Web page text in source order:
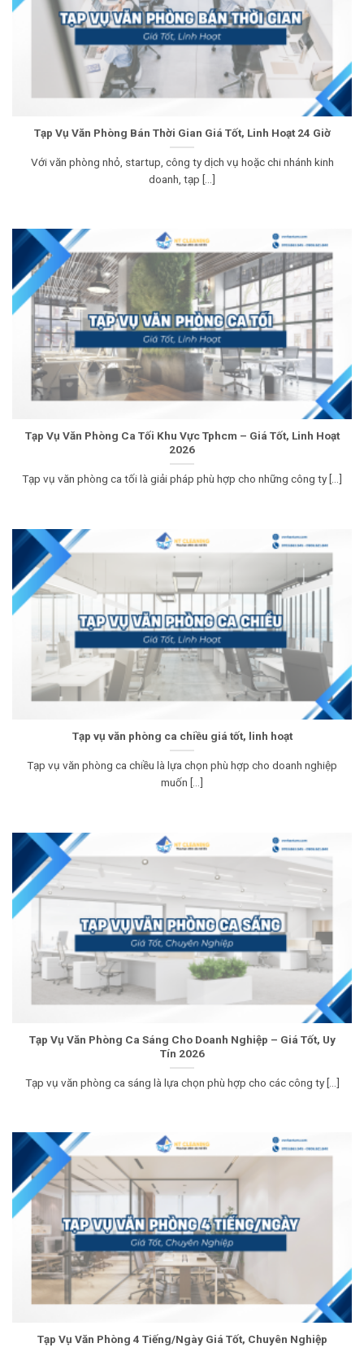
Tạp Vụ Văn Phòng Bán Thời Gian Giá Tốt, Linh Hoạt 24 Giờ
Với văn phòng nhỏ, startup, công ty dịch vụ hoặc chi nhánh kinh
doanh, tạp [...]
Tạp Vụ Văn Phòng Ca Tối Khu Vực Tphcm – Giá Tốt, Linh Hoạt
2026
Tạp vụ văn phòng ca tối là giải pháp phù hợp cho những công ty [...]
Tạp vụ văn phòng ca chiều giá tốt, linh hoạt
Tạp vụ văn phòng ca chiều là lựa chọn phù hợp cho doanh nghiệp
muốn [...]
Tạp Vụ Văn Phòng Ca Sáng Cho Doanh Nghiệp – Giá Tốt, Uy
Tín 2026
Tạp vụ văn phòng ca sáng là lựa chọn phù hợp cho các công ty [...]
Tạp Vụ Văn Phòng 4 Tiếng/Ngày Giá Tốt, Chuyên Nghiệp